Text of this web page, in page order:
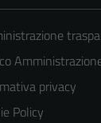
privacy
Policy